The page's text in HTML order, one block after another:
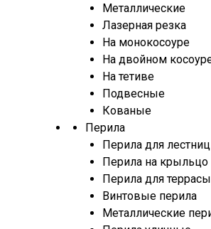
Металлические
Лазерная резка
На монокосоуре
На двойном
На тетиве
Подвесные
Кованые
Перила
Перила для лестниц
Перила на крыльцо
Перила для террасы
Винтовые перила
Металлические